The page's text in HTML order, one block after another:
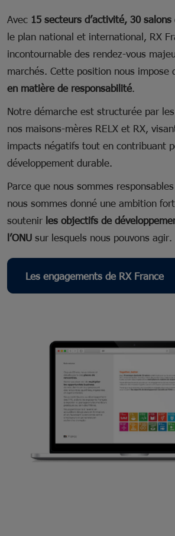
Avec 15 secteurs d’activité, 30 salons
le plan national et international, RX
incontournable des rendez-vous
marchés. Cette position nous impose
en matière de responsabilité.
Notre démarche est structurée par
nos maisons-mères RELX et RX,
impacts négatifs tout en contribuant
développement durable.
Parce que nous sommes
nous sommes donné une ambition
soutenir les objectifs de
l’ONU sur lesquels nous pouvons agir.
Les engagements de RX France